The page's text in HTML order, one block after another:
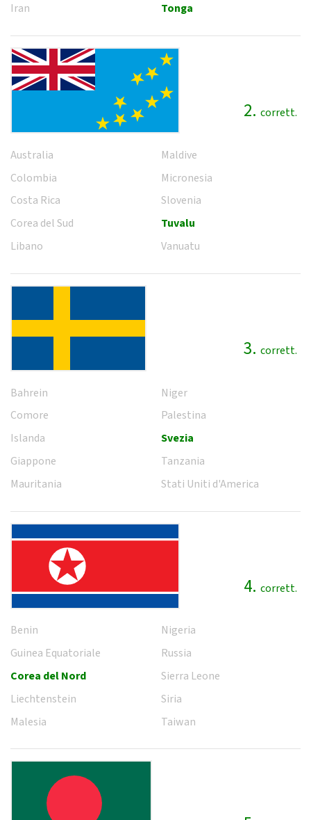
Iran
Tonga
2. corrett.
Australia
Colombia
Costa Rica
Corea del Sud
Libano
Maldive
Micronesia
Slovenia
Tuvalu
Vanuatu
3. corrett.
Bahrein
Comore
Islanda
Giappone
Mauritania
Niger
Palestina
Svezia
Tanzania
Stati Uniti d'America
4. corrett.
Benin
Guinea Equatoriale
Corea del Nord
Liechtenstein
Malesia
Nigeria
Russia
Sierra Leone
Siria
Taiwan